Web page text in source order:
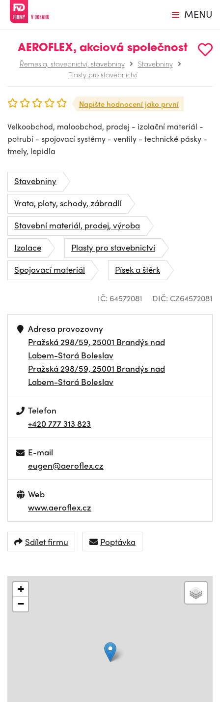
MENU
AEROFLEX, akciová společnost
Řemesla, stavebnictví, stavebniny
Stavebniny
Plasty pro stavebnictví
Napište hodnocení jako první
Velkoobchod, maloobchod, prodej - izolační materiál -
potrubí - spojovací systémy - ventily - technické pásky -
tmely, lepidla
Stavebniny
Vrata, ploty, schody, zábradlí
Stavební materiál, prodej, výroba
Izolace
Plasty pro stavebnictví
Spojovací materiál
Písek a štěrk
IČ: 64572081 DIČ: CZ64572081
Adresa provozovny
Pražská 298/59, 25001 Brandýs nad
Labem-Stará Boleslav
Pražská 298/59, 25001 Brandýs nad
Labem-Stará Boleslav
Telefon
+420 777 313 823
E-mail
eugen@aeroflex.cz
Web
www.aeroflex.cz
Sdílet firmu Poptávka
+
−